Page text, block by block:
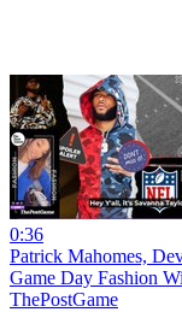
0:36
Patrick Mahomes,
Game Day Fashion
ThePostGame